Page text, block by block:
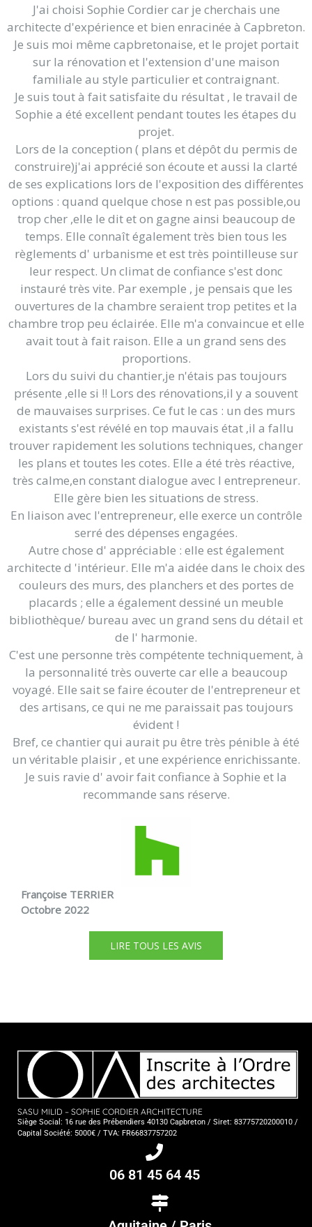
J'ai choisi Sophie Cordier car je cherchais une
architecte d'expérience et bien enracinée à Capbreton.
Je suis moi même capbretonaise, et le projet portait
sur la rénovation et l'extension d'une maison
familiale au style particulier et contraignant.
Je suis tout à fait satisfaite du résultat , le travail de
Sophie a été excellent pendant toutes les étapes du
projet.
Lors de la conception ( plans et dépôt du permis de
construire)j'ai apprécié son écoute et aussi la clarté
de ses explications lors de l'exposition des différentes
options : quand quelque chose n est pas possible,ou
trop cher ,elle le dit et on gagne ainsi beaucoup de
temps. Elle connaît également très bien tous les
règlements d' urbanisme et est très pointilleuse sur
leur respect. Un climat de confiance s'est donc
instauré très vite. Par exemple , je pensais que les
ouvertures de la chambre seraient trop petites et la
chambre trop peu éclairée. Elle m'a convaincue et elle
avait tout à fait raison. Elle a un grand sens des
proportions.
Lors du suivi du chantier,je n'étais pas toujours
présente ,elle si !! Lors des rénovations,il y a souvent
de mauvaises surprises. Ce fut le cas : un des murs
existants s'est révélé en top mauvais état ,il a fallu
trouver rapidement les solutions techniques, changer
les plans et toutes les cotes. Elle a été très réactive,
très calme,en constant dialogue avec l entrepreneur.
Elle gère bien les situations de stress.
En liaison avec l'entrepreneur, elle exerce un contrôle
serré des dépenses engagées.
Autre chose d' appréciable : elle est également
architecte d 'intérieur. Elle m'a aidée dans le choix des
couleurs des murs, des planchers et des portes de
placards ; elle a également dessiné un meuble
bibliothèque/ bureau avec un grand sens du détail et
de l' harmonie.
C'est une personne très compétente techniquement, à
la personnalité très ouverte car elle a beaucoup
voyagé. Elle sait se faire écouter de l'entrepreneur et
des artisans, ce qui ne me paraissait pas toujours
évident !
Bref, ce chantier qui aurait pu être très pénible à été
un véritable plaisir , et une expérience enrichissante.
Je suis ravie d' avoir fait confiance à Sophie et la
recommande sans réserve.
Françoise TERRIER
Octobre 2022
LIRE TOUS LES AVIS
SASU MILID – SOPHIE CORDIER ARCHITECTURE
Siège Social: 16 rue des Prébendiers 40130 Capbreton / Siret: 83775720200010 /
Capital Société: 5000€ / TVA: FR66837757202
06 81 45 64 45